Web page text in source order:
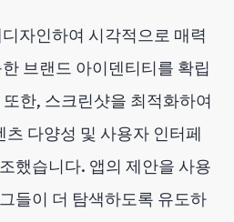
자인하여 시각적으로 매력
브랜드 아이덴티티를 확립
한, 스크린샷을 최적화하여
다양성 및 사용자 인터페
했습니다. 앱의 제안을 사용
들이 더 탐색하도록 유도하